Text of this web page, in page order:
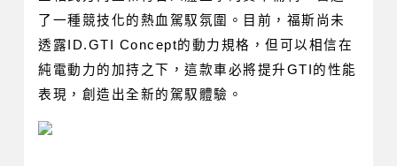
了一種競技化的熱血駕馭氛圍。目前，福斯尚未
透露ID.GTI Concept的動力規格，但可以相信在
純電動力的加持之下，這款車必將提升GTI的性能
表現，創造出全新的駕馭體驗。